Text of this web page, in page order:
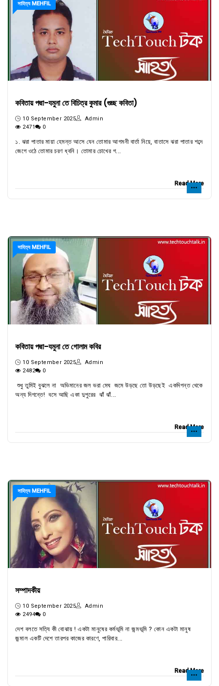
সাহিত্য MEHFIL
কবিতায় পদ্মা-যমুনা তে বিচিত্র কুমার (গুচ্ছ কবিতা)
10 September 2025
Admin
2471
0
১. ঝরা পাতার মায়া হেমন্ত আসে যেন তোমার আগমনী বার্তা নিয়ে, বাতাসে ঝরা পাতার শব্দে
জেগে ওঠে তোমার চরণ ধ্বনি। তোমার চোখের গ...
Read More
সাহিত্য MEHFIL
কবিতায় পদ্মা-যমুনা তে গোলাম কবির
10 September 2025
Admin
2482
0
শুধু তুমিই বুঝলে না অভিমানের জল ভরা মেঘ জমে উড়ছে তো উড়ছেই একদিগন্ত থেকে
অন্য দিগন্তে! বসে আছি একা দুপুরের ঝাঁ ঝাঁ...
Read More
সাহিত্য MEHFIL
সম্পাদকীয়
10 September 2025
Admin
2494
0
দেশ বলতে সত্যি কী বোঝায় ! একটা মানুষের কর্মভূমি না জন্মভূমি ? কোন একটা মানুষ
জন্মাল একটি দেশে তারপর কাজের কারণে, পারিবার...
Read More